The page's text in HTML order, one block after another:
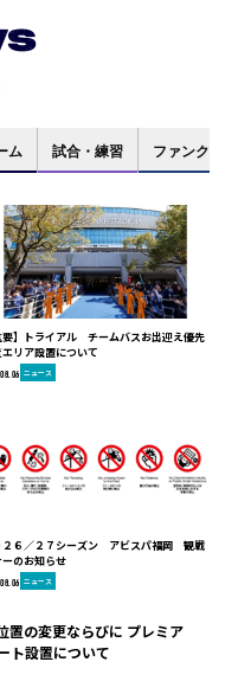
ム 試合・練習 ファンクラブ
要】トライアル チームバスお出迎え優先
リア設置について
ニュース
２６／２７シーズン アビスパ福岡 観戦
のお知らせ
ニュース
の変更ならびに プレミア
ト設置について